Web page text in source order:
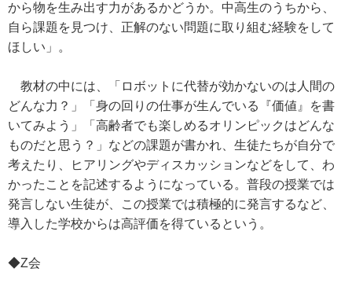
から物を生み出す力があるかどうか。中高生のうちから、
自ら課題を見つけ、正解のない問題に取り組む経験をして
ほしい」。
教材の中には、「ロボットに代替が効かないのは人間の
どんな力？」「身の回りの仕事が生んでいる『価値』を書
いてみよう」「高齢者でも楽しめるオリンピックはどんな
ものだと思う？」などの課題が書かれ、生徒たちが自分で
考えたり、ヒアリングやディスカッションなどをして、わ
かったことを記述するようになっている。普段の授業では
発言しない生徒が、この授業では積極的に発言するなど、
導入した学校からは高評価を得ているという。
◆Z会